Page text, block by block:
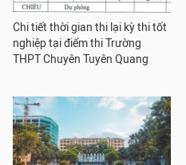
Chi tiết thời gian thi lại kỳ thi tốt
nghiệp tại điểm thi Trường
THPT Chuyên Tuyên Quang